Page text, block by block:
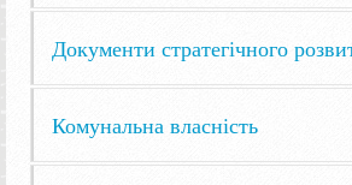
Документи стратегічного
Комунальна власність